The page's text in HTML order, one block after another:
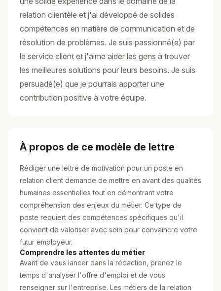
relation clientèle et j'ai développé de solides
compétences en matière de communication et de
résolution de problèmes. Je suis passionné(e) par
le service client et j'aime aider les gens à trouver
les meilleures solutions pour leurs besoins. Je suis
persuadé(e) que je pourrais apporter une
contribution positive à votre équipe.
À propos de ce modèle de lettre
Rédiger une lettre de motivation pour un poste en
relation client demande de mettre en avant des qualités
humaines essentielles tout en démontrant votre
compréhension des enjeux du métier. Ce type de
poste requiert des compétences spécifiques qu'il
convient de valoriser avec soin pour convaincre votre
futur employeur.
Comprendre les attentes du métier
Avant de vous lancer dans la rédaction, prenez le
temps d'analyser l'offre d'emploi et de vous
renseigner sur l'entreprise. Les métiers de la relation